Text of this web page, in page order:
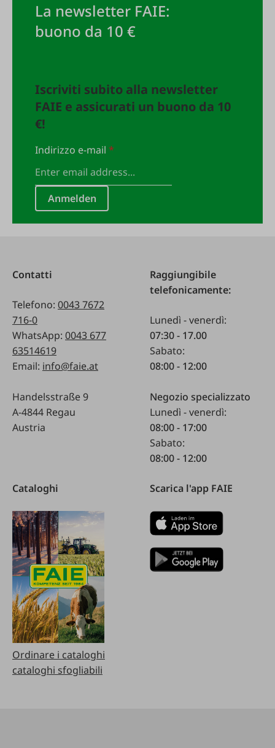
La newsletter FAIE:
buono da 10 €
Iscriviti subito alla newsletter
FAIE e assicurati un buono da 10
€!
Indirizzo e-mail*
Anmelden
Contatti
Telefono: 0043 7672
716-0
WhatsApp: 0043 677
63514619
Email: info@faie.at
Handelsstraße 9
A-4844 Regau
Austria
Raggiungibile
telefonicamente:
Lunedì - venerdì:
07:30 - 17.00
Sabato:
08:00 - 12:00
Negozio specializzato
Lunedì - venerdì:
08:00 - 17:00
Sabato:
08:00 - 12:00
Cataloghi
Ordinare i cataloghi
cataloghi sfogliabili
Scarica l'app FAIE